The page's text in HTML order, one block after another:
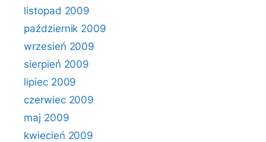
listopad 2009
październik 2009
wrzesień 2009
sierpień 2009
lipiec 2009
czerwiec 2009
maj 2009
kwiecień 2009